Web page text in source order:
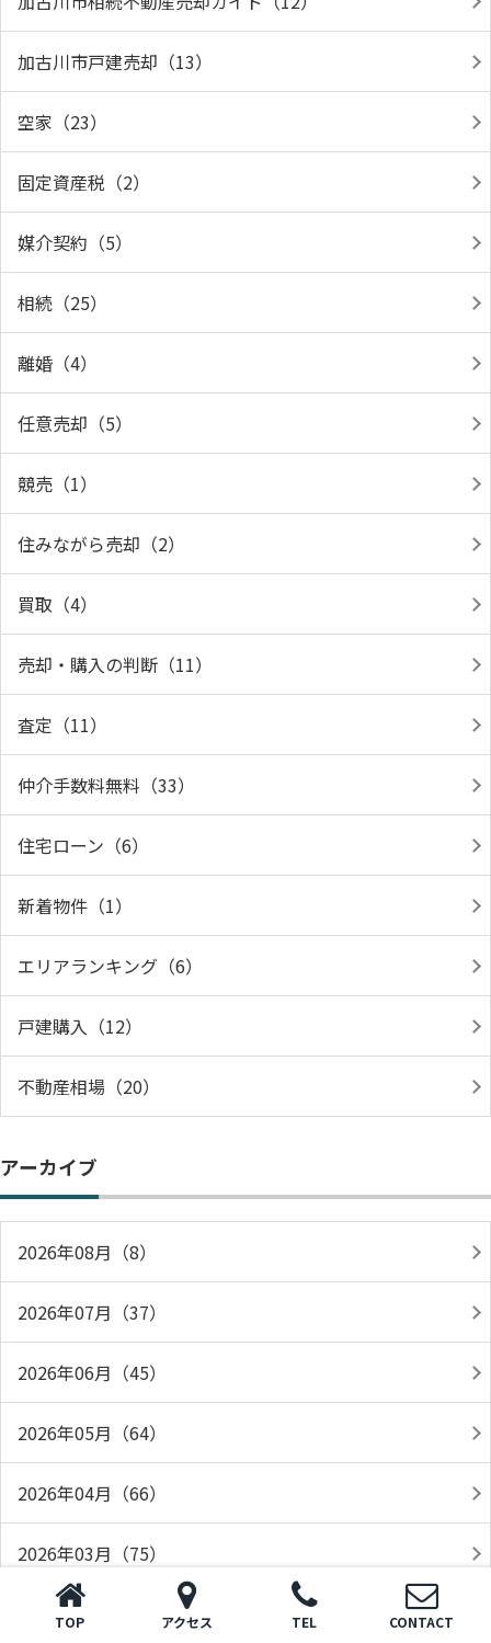
加古川市戸建売却（13）
空家（23）
固定資産税（2）
媒介契約（5）
相続（25）
離婚（4）
任意売却（5）
競売（1）
住みながら売却（2）
買取（4）
売却・購入の判断（11）
査定（11）
仲介手数料無料（33）
住宅ローン（6）
新着物件（1）
エリアランキング（6）
戸建購入（12）
不動産相場（20）
アーカイブ
2026年08月（8）
2026年07月（37）
2026年06月（45）
2026年05月（64）
2026年04月（66）
2026年03月（75）
2026年02月（54）
TOP アクセス TEL CONTACT